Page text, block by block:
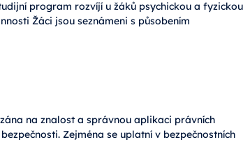
program rozvíjí u žáků psychickou a fyzickou
Žáci jsou seznámeni s působením
na znalost a správnou aplikaci právních
Zejména se uplatní v bezpečnostních